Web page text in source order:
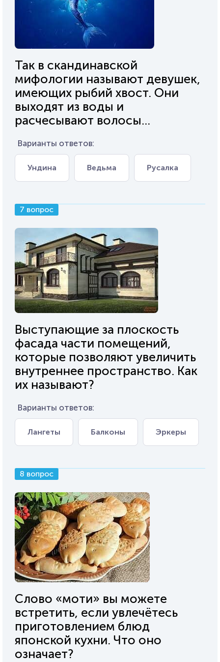
Так в скандинавской
мифологии называют девушек,
имеющих рыбий хвост. Они
выходят из воды и
расчесывают волосы...
Варианты ответов:
Ундина Ведьма Русалка
7 вопрос
Выступающие за плоскость
фасада части помещений,
которые позволяют увеличить
внутреннее пространство. Как
их называют?
Варианты ответов:
Лангеты Балконы Эркеры
8 вопрос
Слово «моти» вы можете
встретить, если увлечётесь
приготовлением блюд
японской кухни. Что оно
означает?